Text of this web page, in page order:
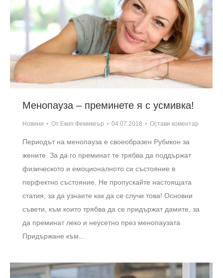
Менопауза – преминете я с усмивка!
Новини От Екип Фемикеър 04.07.2018 Остави коментар
Периодът на менопауза е своеобразен Рубикон за
жените. За да го преминат те трябва да поддържат
физическото и емоционалното си състояние в
перфектно състояние. Не пропускайте настоящата
статия, за да узнаете как да се случи това! Основни
съвети, към които трябва да се придържат дамите, за
да преминат леко и неусетно през менопаузата
Придържане към…